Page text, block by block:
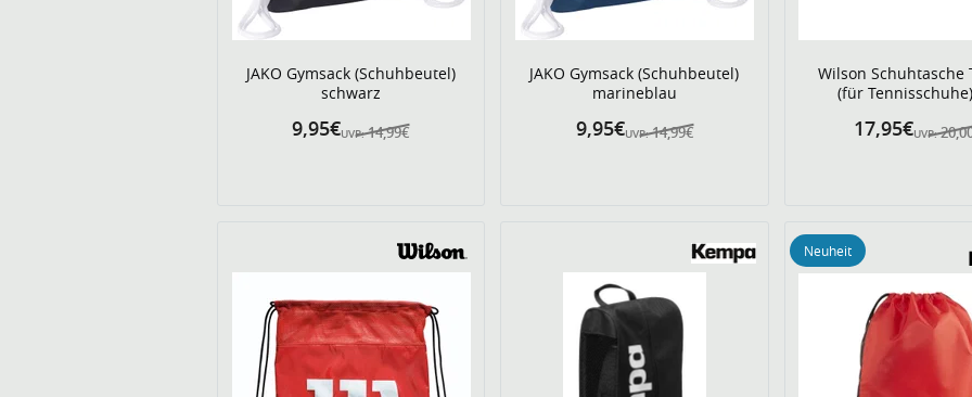
JAKO Gymsack (Schuhbeutel)
schwarz
UVP: 14,99€
9,95€
JAKO Gymsack (Schuhbeutel)
marineblau
UVP: 14,99€
9,95€
Wilson Schuhtasche
(für
UVP:
17,95€
Neuheit